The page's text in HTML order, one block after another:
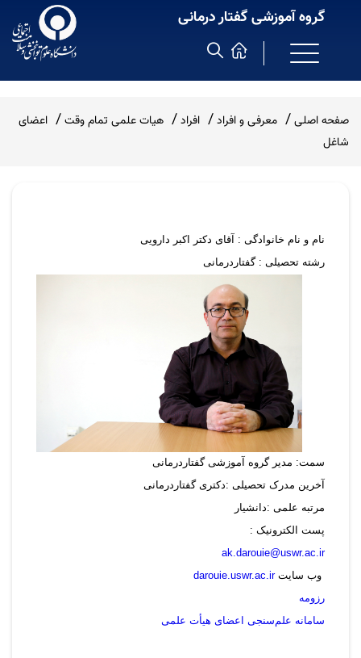
گروه آموزشی گفتار درمانی
صفحه اصلی معرفی و افراد افراد هیات علمی تمام وقت
اعضای
شاغل
نام و نام خانوادگی : آقای دکتر اکبر دارویی
رشته تحصیلی : گفتاردرمانی
سمت: مدیر گروه آموزشی گفتاردرمانی
آخرین مدرک تحصیلی :دکتری گفتاردرمانی
مرتبه علمی :دانشیار
پست الکترونیک :
ak.darouie@uswr.ac.ir
darouie.uswr.ac.ir
رزومه
سامانه علم‌سنجی اعضای هیأت علمی